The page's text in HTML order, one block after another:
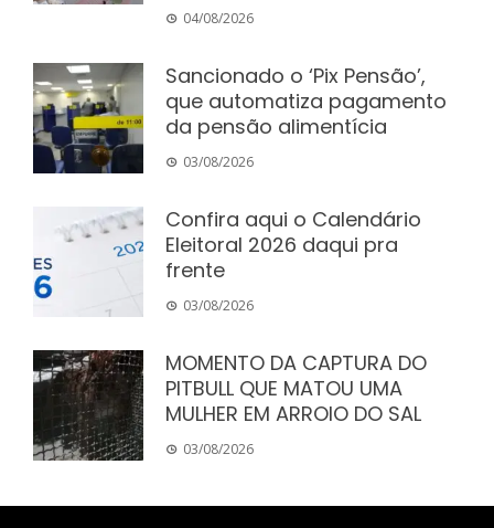
04/08/2026
Sancionado o ‘Pix Pensão’,
que automatiza pagamento
da pensão alimentícia
03/08/2026
Confira aqui o Calendário
Eleitoral 2026 daqui pra
frente
03/08/2026
MOMENTO DA CAPTURA DO
PITBULL QUE MATOU UMA
MULHER EM ARROIO DO SAL
03/08/2026